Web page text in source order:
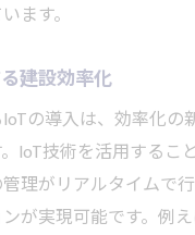
ます。
建設効率化
の導入は、効率化の
IoT技術を活用するこ
理がリアルタイムで
が実現可能です。例